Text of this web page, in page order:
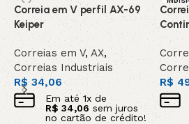
Correia em V perfil AX-69
Keiper
Correias em V,AX,
Correias Industriais
R$34,06
Em até 1x de
R$34,06 sem juros
no cartão de crédito!
SOB
R$